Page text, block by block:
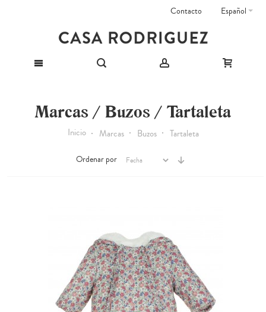
Español
Contacto
Marcas / Buzos / Tartaleta
Inicio Marcas Buzos Tartaleta
Ordenar por